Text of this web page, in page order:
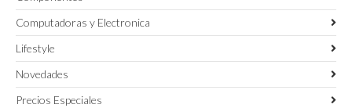
Computadoras y Electronica
Lifestyle
Novedades
Precios Especiales